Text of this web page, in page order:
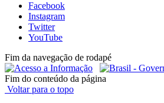
Facebook
Instagram
Twitter
YouTube
Fim da navegação de rodapé
Fim do conteúdo da página
Voltar para o topo